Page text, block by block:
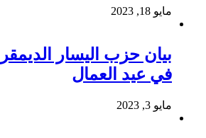
مايو 18, 2023
بيان حزب اليسار
في عيد العمال
مايو 3, 2023